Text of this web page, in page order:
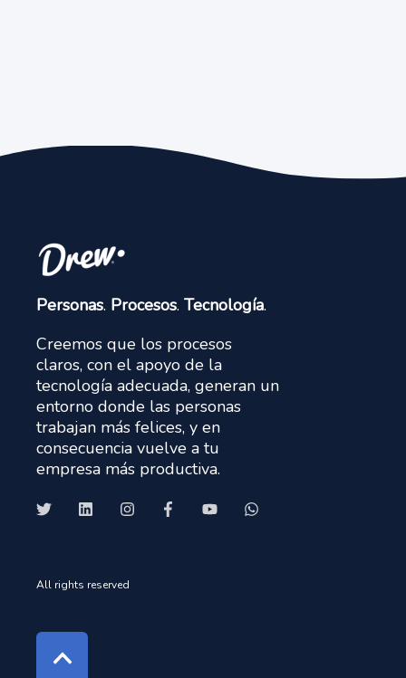
Personas. Procesos. Tecnología.
Creemos que los procesos
claros, con el apoyo de la
tecnología adecuada, generan un
entorno donde las personas
trabajan más felices, y en
consecuencia vuelve a tu
empresa más productiva.
All rights reserved